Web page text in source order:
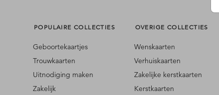
POPULAIRE COLLECTIES
Geboortekaartjes
Trouwkaarten
Uitnodiging maken
Zakelijk
OVERIGE COLLECTIES
Wenskaarten
Verhuiskaarten
Zakelijke kerstkaarten
Kerstkaarten